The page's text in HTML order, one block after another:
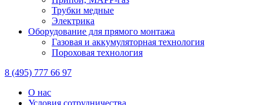
Трубки медные
Электрика
Оборудование для прямого монтажа
Газовая и аккумуляторная технология
Пороховая технология
8 (495) 777 66 97
О нас
Условия сотрудничества